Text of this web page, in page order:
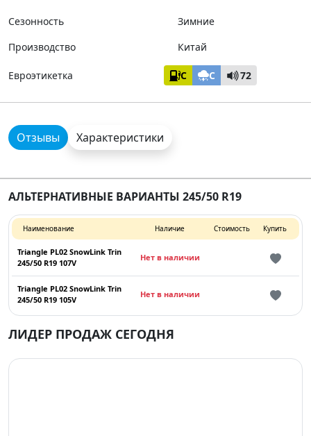
Сезонность
Зимние
Производство
Китай
Евроэтикетка C C 72
Отзывы Характеристики
АЛЬТЕРНАТИВНЫЕ ВАРИАНТЫ 245/50 R19
Наименование Наличие Стоимость Купить
Triangle PL02 SnowLink Trin
245/50 R19 107V
Нет в наличии
Triangle PL02 SnowLink Trin
245/50 R19 105V
Нет в наличии
ЛИДЕР ПРОДАЖ СЕГОДНЯ